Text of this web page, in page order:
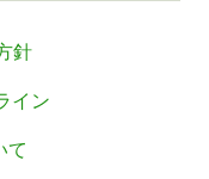
針
イン
て